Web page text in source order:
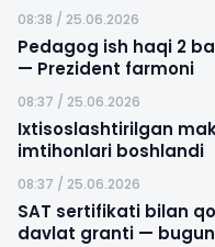
08:38 / 25.06.2026
Pedagog ish haqi 2
— Prezident farmoni
08:37 / 25.06.2026
Ixtisoslashtirilgan
imtihonlari boshlandi
08:37 / 25.06.2026
SAT sertifikati bilan
davlat granti —